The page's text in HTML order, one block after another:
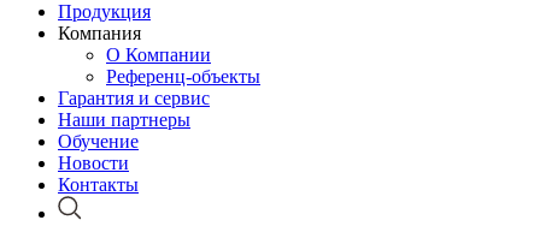
Продукция
Компания
О Компании
Референц-объекты
Гарантия и сервис
Наши партнеры
Обучение
Новости
Контакты